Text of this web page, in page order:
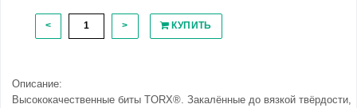
< > КУПИТЬ
Описание:
Высококачественные биты TORX®. Закалённые до вязкой твёрдости,